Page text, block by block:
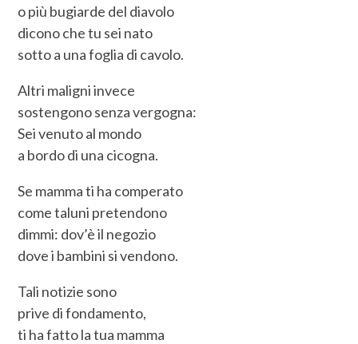
o più bugiarde del diavolo
dicono che tu sei nato
sotto a una foglia di cavolo.
Altri maligni invece
sostengono senza vergogna:
Sei venuto al mondo
a bordo di una cicogna.
Se mamma ti ha comperato
come taluni pretendono
dimmi: dov’è il negozio
dove i bambini si vendono.
Tali notizie sono
prive di fondamento,
ti ha fatto la tua mamma